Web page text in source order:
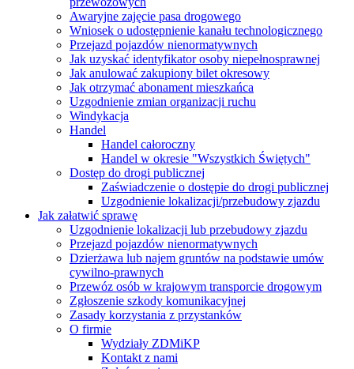
Awaryjne zajęcie pasa drogowego
Wniosek o udostępnienie kanału technologicznego
Przejazd pojazdów nienormatywnych
Jak uzyskać identyfikator osoby niepełnosprawnej
Jak anulować zakupiony bilet okresowy
Jak otrzymać abonament mieszkańca
Uzgodnienie zmian organizacji ruchu
Windykacja
Handel
Handel całoroczny
Handel w okresie "Wszystkich Świętych"
Dostęp do drogi publicznej
Zaświadczenie o dostępie do drogi publicznej
Uzgodnienie lokalizacji/przebudowy zjazdu
Jak załatwić sprawę
Uzgodnienie lokalizacji lub przebudowy zjazdu
Przejazd pojazdów nienormatywnych
Dzierżawa lub najem gruntów na podstawie umów
cywilno-prawnych
Przewóz osób w krajowym transporcie drogowym
Zgłoszenie szkody komunikacyjnej
Zasady korzystania z przystanków
O firmie
Wydziały ZDMiKP
Kontakt z nami